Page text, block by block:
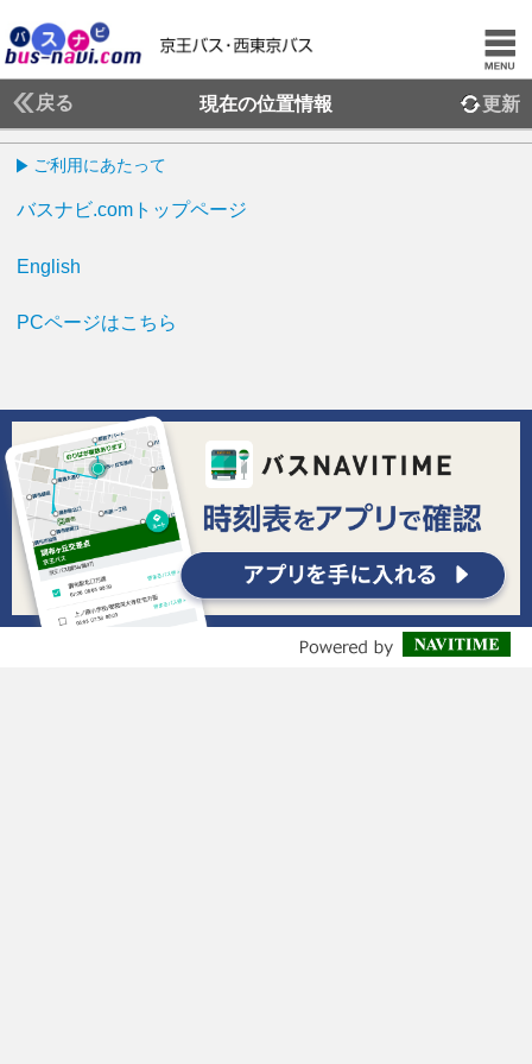
戻る 現在の位置情報 更新
ご利用にあたって
バスナビ.comトップページ
English
PCページはこちら